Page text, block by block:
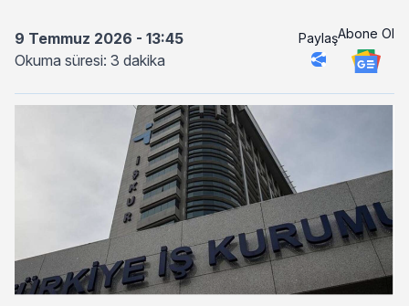
9 Temmuz 2026 - 13:45
Okuma süresi: 3 dakika
PaylaşAbone Ol